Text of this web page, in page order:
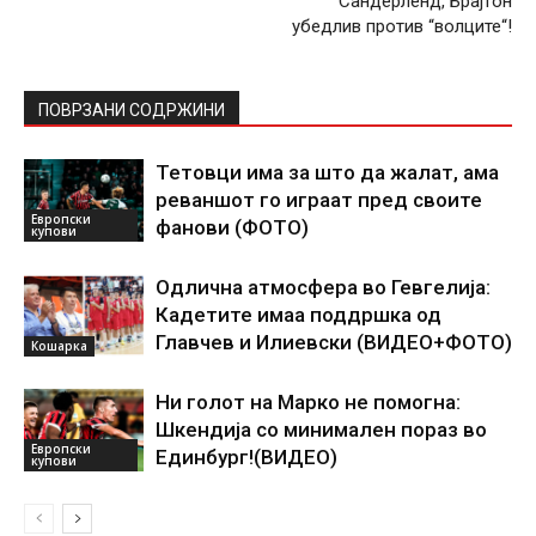
убедлив против “волците“!
ПОВРЗАНИ СОДРЖИНИ
Европски
купови
Тетовци има за што да жалат, ама
реваншот го играат пред своите
фанови (ФОТО)
Кошарка
Одлична атмосфера во Гевгелија:
Кадетите имаа поддршка од
Главчев и Илиевски (ВИДЕО+ФОТО)
Европски
купови
Ни голот на Марко не помогна:
Шкендија со минимален пораз во
Единбург!(ВИДЕО)